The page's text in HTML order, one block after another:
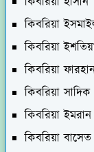
কিবরিয়া
কিবরিয়া
কিবরিয়া
কিবরিয়া সাদিক
কিবরিয়া ইমরান
কিবরিয়া বাসেত